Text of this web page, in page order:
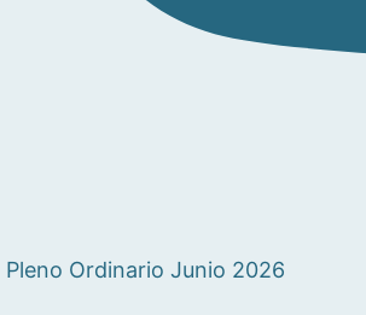
Pleno Ordinario Junio 2026